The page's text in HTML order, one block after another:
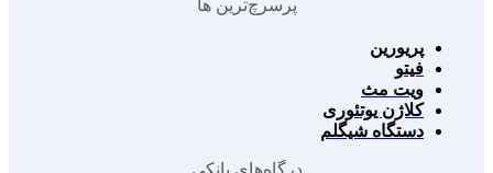
پرسرچ‌ترین ها
پریورین
فیتو
ویت مث
کلاژن یوتئوری
دستگاه شیگلم